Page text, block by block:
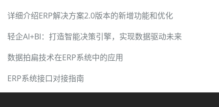
详细介绍ERP解决方案2.0版本的新增功能和优化
轻企AI+BI：打造智能决策引擎，实现数据驱动未来
数据拍扁技术在ERP系统中的应用
ERP系统接口对接指南